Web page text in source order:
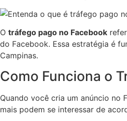
O tráfego pago no Facebook
do Facebook. Essa estratégia é
Campinas.
Como Funciona o
Quando você cria um anúncio no
mais podem se interessar de